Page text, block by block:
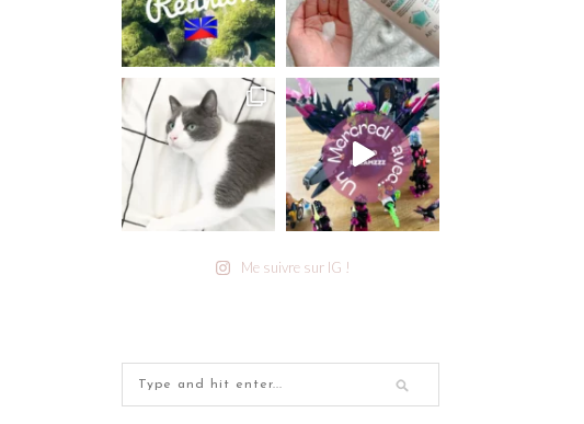
Me suivre sur IG !